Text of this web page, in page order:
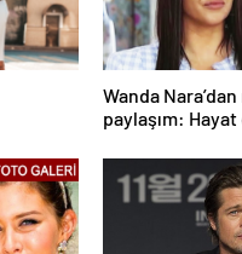
Wanda
paylaşım: